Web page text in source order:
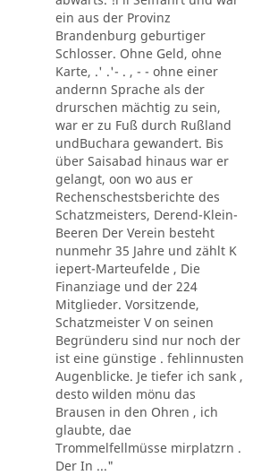
ein aus der Provinz
Brandenburg geburtiger
Schlosser. Ohne Geld, ohne
Karte, .' .'- . , - - ohne einer
andernn Sprache als der
drurschen mächtig zu sein,
war er zu Fuß durch Rußland
undBuchara gewandert. Bis
über Saisabad hinaus war er
gelangt, oon wo aus er
Rechenschestsberichte des
Schatzmeisters, Derend-Klein-
Beeren Der Verein besteht
nunmehr 35 Jahre und zählt K
iepert-Marteufelde , Die
Finanziage und der 224
Mitglieder. Vorsitzende,
Schatzmeister V on seinen
Begründeru sind nur noch der
ist eine günstige . fehlinnusten
Augenblicke. Je tiefer ich sank ,
desto wilden mönu das
Brausen in den Ohren , ich
glaubte, dae
Trommelfellmüsse mirplatzrn .
Der In ..."